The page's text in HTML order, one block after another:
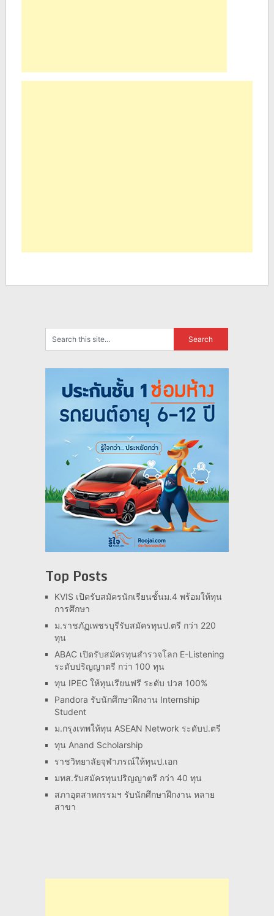
Top Posts
KVIS เปิดรับสมัครนักเรียนชั้นม.4 พร้อมให้ทุน
การศึกษา
ม.ราชภัฏเพชรบุรีรับสมัครทุนป.ตรี กว่า 220
ทุน
ABAC เปิดรับสมัครทุนสำรวจโลก E-Listening
ระดับปริญญาตรี กว่า 100 ทุน
ทุน IPEC ให้ทุนเรียนฟรี ระดับ ปวส 100%
Pandora รับนักศึกษาฝึกงาน Internship
Student
ม.กรุงเทพให้ทุน ASEAN Network ระดับป.ตรี
ทุน Anand Scholarship
ราชวิทยาลัยจุฬาภรณ์ให้ทุนป.เอก
มทส.รับสมัครทุนปริญญาตรี กว่า 40 ทุน
สภาอุตสาหกรรมฯ รับนักศึกษาฝึกงาน หลาย
สาขา